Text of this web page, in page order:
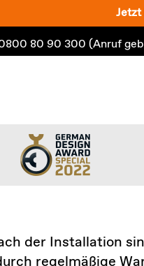
Jetzt
80 90 300 (Anruf
der Installation
regelmäßige